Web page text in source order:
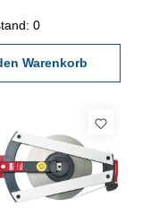
ergonomische
Kurbelarm und
für den
zum Schutz vor
Bandmaß aus
Stahl- mit
aus
hochflexiblem
vermindert
0
Warenkorb